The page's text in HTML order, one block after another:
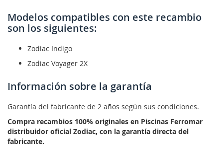
Modelos compatibles con este recambio
son los siguientes:
Zodiac Indigo
Zodiac Voyager 2X
Información sobre la garantía
Garantía del fabricante de 2 años según sus condiciones.
Compra recambios 100% originales en Piscinas Ferromar
distribuidor oficial Zodiac, con la garantía directa del
fabricante.